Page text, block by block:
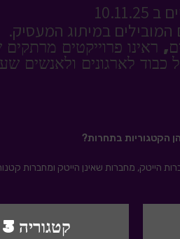
במיתוג המעסיק.
ראינו פרוייקטים
לארגונים ולאנשים
הקטגוריות בתחרות?
קטגוריה 3